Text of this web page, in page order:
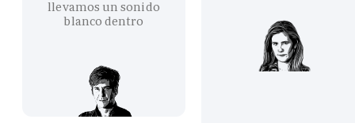
llevamos un sonido
blanco dentro